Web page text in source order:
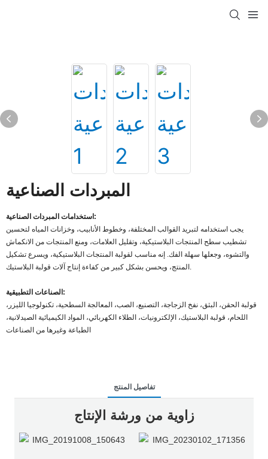
المبردات الصناعية
استخدامات المبردات الصناعية:
يجب استخدامه لتبريد القوالب المختلفة، وخطوط الأنابيب، وخزانات المياه لتحسين
تشطيب سطح المنتجات البلاستيكية، وتقليل العلامات، ومنع المنتجات من الانكماش
والتشوه، وجعلها سهلة الفك. إنه مناسب لقولبة المنتجات البلاستيكية، ويسرع تشكيل
المنتج، ويحسن بشكل كبير من كفاءة إنتاج آلات قولبة البلاستيك.
الصناعات التطبيقية:
قولبة الحقن، البثق، نفخ الزجاجة، التصنيع، الصب، المعالجة السطحية، تكنولوجيا الليزر،
اللحام، قولبة البلاستيك، الإلكترونيات، الطلاء الكهربائي، المواد الكيميائية الصيدلانية،
الطباعة وغيرها من الصناعات
تفاصيل المنتج
زاوية من ورشة الإنتاج